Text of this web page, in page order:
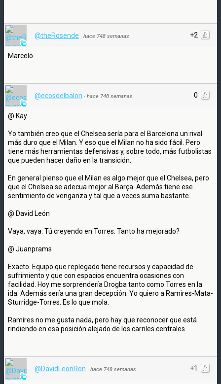
+2
@theRosende · hace 748 semanas
Marcelo.
0
@ecosdelbalon · hace 748 semanas
@ Kay
Yo también creo que el Chelsea sería para el Barcelona un rival
más duro que el Milan. Y eso que el Milan no ha sido fácil. Pero
tiene más herramientas defensivas y, sobre todo, más futbolistas
que pueden hacer daño en la transición.
En general pienso que el Milan es algo mejor que el Chelsea, pero
que el Chelsea se adecua mejor al Barça. Además tiene ese
sentimiento de venganza y tal que a veces suma bastante.
@ David León
Vaya, vaya. Tú creyendo en Torres. Tanto ha mejorado?
@ Juanprams
Exacto. Equipo que replegado tiene recursos y capacidad de
sufrimiento y que con espacios encuentra ocasiones con
facilidad. Hoy me sorprendería Drogba tanto como Torres en la
ida. Además sería una gran decepción. Yo quiero a Ramires-Mata-
Sturridge-Torres. Es lo que mola.
Ramires no me gusta nada, pero hay que reconocer que está
rindiendo en esa posición alejado de los carriles centrales.
+1
@DavidLeonRon · hace 748 semanas